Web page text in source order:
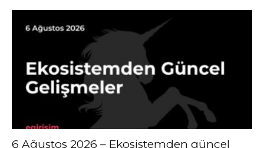
6 Ağustos 2026 – Ekosistemden güncel